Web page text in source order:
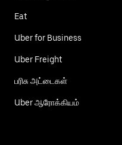
Eat
Uber for Business
Uber Freight
பரிசு அட்டைகள்
Uber ஆரோக்கியம்